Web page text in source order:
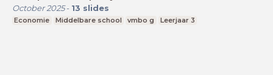
October 2025- 13 slides
Economie Middelbare school vmbo g Leerjaar 3